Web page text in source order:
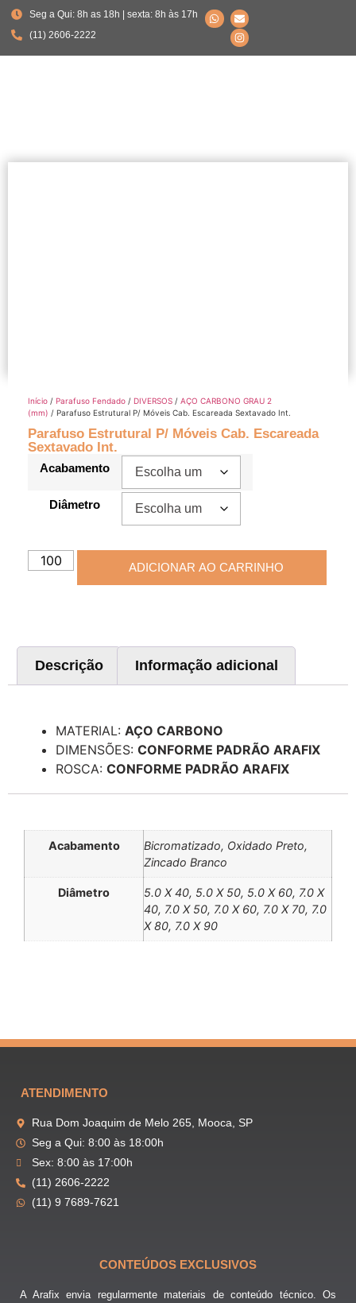
Seg a Qui: 8h as 18h | sexta: 8h às 17h
(11) 2606-2222
Início / Parafuso Fendado / DIVERSOS / AÇO CARBONO GRAU 2
(mm) / Parafuso Estrutural P/ Móveis Cab. Escareada Sextavado Int.
Parafuso Estrutural P/ Móveis Cab. Escareada
Sextavado Int.
Acabamento
Diâmetro
ADICIONAR AO CARRINHO
Descrição Informação adicional
MATERIAL: AÇO CARBONO
DIMENSÕES: CONFORME PADRÃO ARAFIX
ROSCA: CONFORME PADRÃO ARAFIX
Acabamento
Bicromatizado, Oxidado Preto,
Zincado Branco
Diâmetro
5.0 X 40, 5.0 X 50, 5.0 X 60, 7.0 X
40, 7.0 X 50, 7.0 X 60, 7.0 X 70, 7.0
X 80, 7.0 X 90
ATENDIMENTO
Rua Dom Joaquim de Melo 265, Mooca, SP
Seg a Qui: 8:00 às 18:00h
Sex: 8:00 às 17:00h
(11) 2606-2222
(11) 9 7689-7621
CONTEÚDOS EXCLUSIVOS
A Arafix envia regularmente materiais de conteúdo técnico. Os